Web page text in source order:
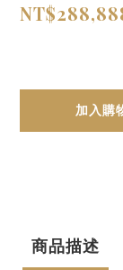
加入購
商品描述